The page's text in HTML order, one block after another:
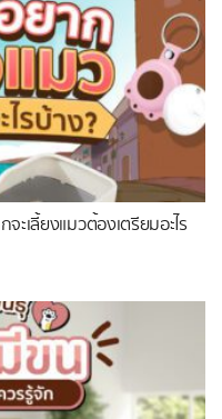
ะเลี้ยงแมวต้องเตรียมอะไร